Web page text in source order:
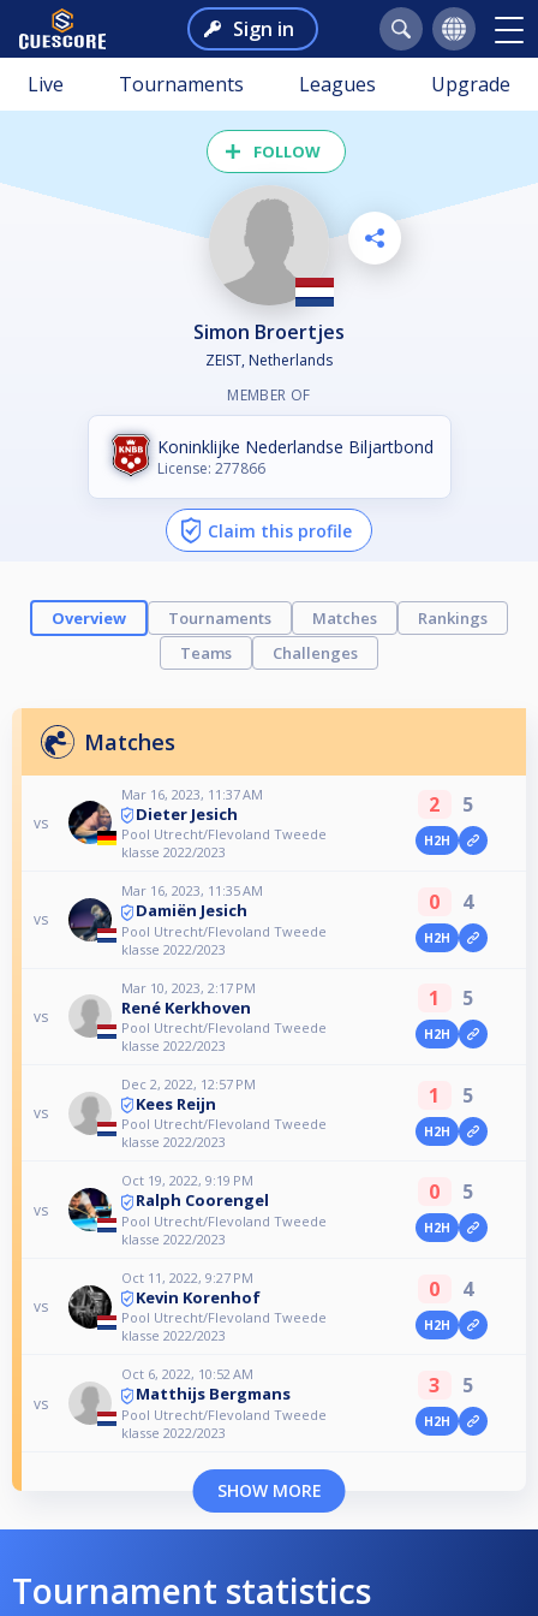
Sign in
Live Tournaments Leagues Upgrade
FOLLOW
Simon Broertjes
ZEIST, Netherlands
MEMBER OF
Koninklijke Nederlandse Biljartbond
License: 277866
Claim this profile
Overview Tournaments Matches
Rankings
Teams
Challenges
Matches
vs
Mar 16, 2023, 11:37 AM
Dieter Jesich
Pool Utrecht/Flevoland Tweede
klasse 2022/2023
2 5
H2H
vs
Mar 16, 2023, 11:35 AM
Damiën Jesich
Pool Utrecht/Flevoland Tweede
klasse 2022/2023
0 4
H2H
vs
Mar 10, 2023, 2:17 PM
René Kerkhoven
Pool Utrecht/Flevoland Tweede
klasse 2022/2023
1 5
H2H
vs
Dec 2, 2022, 12:57 PM
Kees Reijn
Pool Utrecht/Flevoland Tweede
klasse 2022/2023
1 5
H2H
vs
Oct 19, 2022, 9:19 PM
Ralph Coorengel
Pool Utrecht/Flevoland Tweede
klasse 2022/2023
0 5
H2H
vs
Oct 11, 2022, 9:27 PM
Kevin Korenhof
Pool Utrecht/Flevoland Tweede
klasse 2022/2023
0 4
H2H
vs
Oct 6, 2022, 10:52 AM
Matthijs Bergmans
Pool Utrecht/Flevoland Tweede
klasse 2022/2023
3 5
H2H
SHOW MORE
Tournament statistics